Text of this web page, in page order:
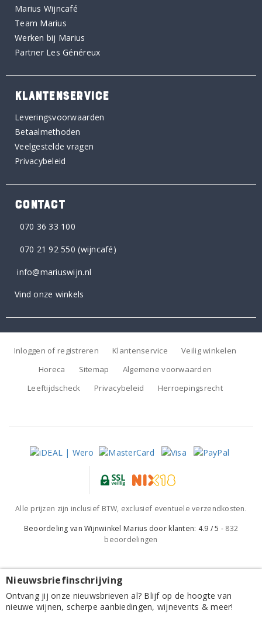
Segredos de São Miguel Alentejano Branco 2025
6,85
Marius Wijncafé
Team Marius
Werken bij Marius
Partner Les Généreux
KLANTENSERVICE
Leveringsvoorwaarden
Betaalmethoden
Veelgestelde vragen
Privacybeleid
CONTACT
070 36 33 100
070 21 92 550 (wijncafé)
info@mariuswijn.nl
Vind onze winkels
Inloggen of registreren Klantenservice
Veilig winkelen
Horeca
Sitemap
Algemene voorwaarden
Leeftijdscheck
Privacybeleid Herroepingsrecht
Alle prijzen zijn inclusief BTW, exclusief eventuele verzendkosten.
Beoordeling vanWijnwinkel Marius door klanten: 4.9 /5 - 832
beoordelingen
Nieuwsbriefinschrijving
Ontvang jij onze nieuwsbrieven al? Blijf op de hoogte van
nieuwe wijnen, scherpe aanbiedingen, wijnevents & meer!